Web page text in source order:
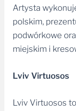
Artysta
polskim,
podwórkowe
miejskim i
Lviv Virtuosos
Lviv Virtuosos